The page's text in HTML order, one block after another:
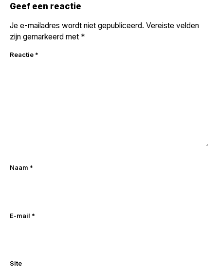
Geef een reactie
Je e-mailadres wordt niet gepubliceerd. Vereiste velden
zijn gemarkeerd met *
Reactie *
Naam *
E-mail *
Site